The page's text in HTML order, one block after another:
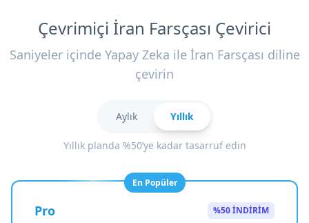
Çevrimiçi İran Farsçası Çevirici
Saniyeler içinde Yapay Zeka ile İran Farsçası diline
çevirin
Aylık Yıllık
Yıllık planda %50’ye kadar tasarruf edin
En Popüler
Pro %50 İNDİRİM